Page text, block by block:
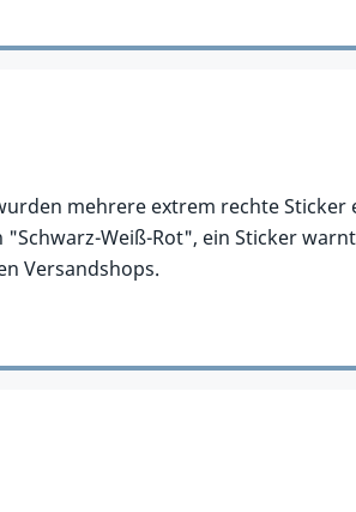
mehrere extrem rechte Sticker
Weiß-Rot", ein Sticker
Versandshops.